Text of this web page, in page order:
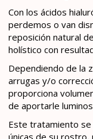
Con los ácidos
perdemos o van
reposición natural
holístico con
Dependiendo de la
arrugas y/o
proporciona
de aportarle
Este tratamiento se
únicas de su rostro,